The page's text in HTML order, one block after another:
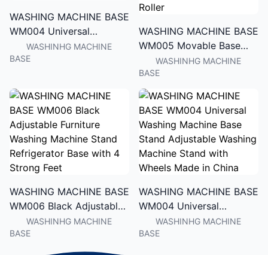
WASHING MACHINE BASE
WM004 Universal
Washing Machine Base
Stand Adjustable Washing
Wheels Made in China
WASHINHG MACHINE
BASE
WASHING MACHINE BASE
WM005 Movable Base
Size Adjustable Washing
Machine Base for Dryer
Refrigerator Telescopic
Furniture Dolly Roller
WASHINHG MACHINE
BASE
WASHING MACHINE BASE
WM006 Black Adjustable
Furniture Washing
Machine Stand
Refrigerator Base with 4
WASHINHG MACHINE
BASE
WASHING MACHINE BASE
WM004 Universal
Washing Machine Base
Stand Adjustable Washing
WASHINHG MACHINE
BASE